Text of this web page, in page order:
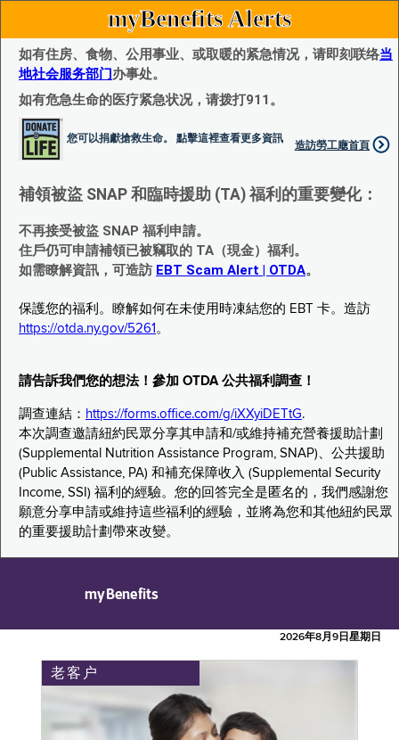
myBenefits Alerts
如有住房、食物、公用事业、或取暖的紧急情况，请即刻联络当
地社会服务部门办事处。
如有危急生命的医疗紧急状况，请拨打911。
您可以捐獻搶救生命。 點擊這裡查看更多資訊
造訪勞工廰首頁
補領被盜 SNAP 和臨時援助 (TA) 福利的重要變化：
不再接受被盜 SNAP 福利申請。
住戶仍可申請補領已被竊取的 TA（現金）福利。
如需瞭解資訊，可造訪 EBT Scam Alert | OTDA。
保護您的福利。瞭解如何在未使用時凍結您的 EBT 卡。造訪
https://otda.ny.gov/5261 。
請告訴我們您的想法！參加 OTDA 公共福利調查！
調查連結： https://forms.office.com/g/iXXyiDETtG.
本次調查邀請紐約民眾分享其申請和/或維持補充營養援助計劃
(Supplemental Nutrition Assistance Program, SNAP)、公共援助
(Public Assistance, PA) 和補充保障收入 (Supplemental Security
Income, SSI) 福利的經驗。您的回答完全是匿名的，我們感謝您
願意分享申請或維持這些福利的經驗，並將為您和其他紐約民眾
的重要援助計劃帶來改變。
myBenefits
2026年8月9日星期日
老客户